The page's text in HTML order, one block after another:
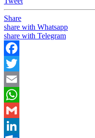
Share
share with Whatsapp
share with Telegram
Facebook
Twitter
Email
WhatsApp
Gmail